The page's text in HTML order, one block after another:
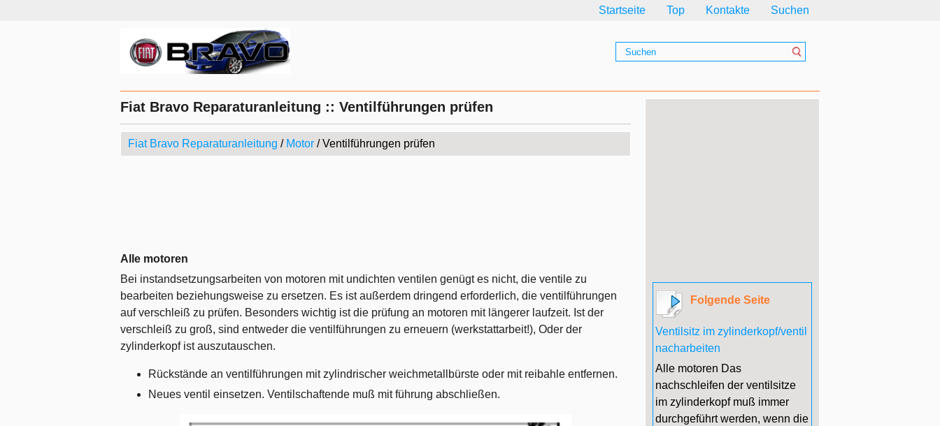
Startseite Top Kontakte Suchen
Fiat Bravo Reparaturanleitung :: Ventilführungen prüfen
Fiat Bravo Reparaturanleitung / Motor / Ventilführungen prüfen
Alle motoren
Bei instandsetzungsarbeiten von motoren mit undichten ventilen genügt es nicht, die ventile zu
bearbeiten beziehungsweise zu ersetzen. Es ist außerdem dringend erforderlich, die ventilführungen
auf verschleiß zu prüfen. Besonders wichtig ist die prüfung an motoren mit längerer laufzeit. Ist der
verschleiß zu groß, sind entweder die ventilführungen zu erneuern (werkstattarbeit!), Oder der
zylinderkopf ist auszutauschen.
Rückstände an ventilführungen mit zylindrischer weichmetallbürste oder mit reibahle entfernen.
Neues ventil einsetzen. Ventilschaftende muß mit führung abschließen.
Folgende Seite
Ventilsitz im zylinderkopf/ventil
nacharbeiten
Alle motoren Das
nachschleifen der ventilsitze
im zylinderkopf muß immer
durchgeführt werden, wenn die